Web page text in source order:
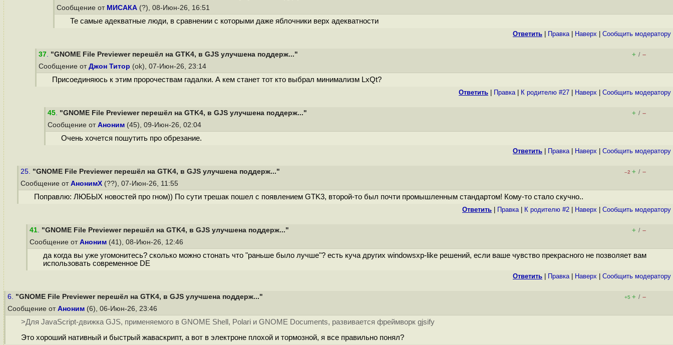
Сообщение от МИСАКА (?), 08-Июн-26, 16:51
Те самые адекватные люди, в сравнении с которыми даже яблочники верх адекватности
Ответить Правка| Наверх Cообщить модератору
37. "GNOME File Previewer перешёл на GTK4, в GJS улучшена поддерж..." + / –
Сообщение от Джон Титор (ok), 07-Июн-26, 23:14
Присоединяюсь к этим пророчествам гадалки. А кем станет тот кто выбрал минимализм LxQt?
Ответить Правка| К родителю #27 Наверх Cообщить модератору
45. "GNOME File Previewer перешёл на GTK4, в GJS улучшена поддерж..." + / –
Сообщение от Аноним (45), 09-Июн-26, 02:04
Очень хочется пошутить про обрезание.
Ответить Правка| Наверх Cообщить модератору
25. "GNOME File Previewer перешёл на GTK4, в GJS улучшена поддерж..." –2 + / –
Сообщение от АнонимХ (??), 07-Июн-26, 11:55
Поправлю: ЛЮБЫХ новостей про гном)) По сути трешак пошел с появлением GTK3, второй-то был почти промышленным стандартом! Кому-то стало скучно..
Ответить Правка| К родителю #2 Наверх Cообщить модератору
41. "GNOME File Previewer перешёл на GTK4, в GJS улучшена поддерж..." + / –
Сообщение от Аноним (41), 08-Июн-26, 12:46
да когда вы уже угомонитесь? сколько можно стонать что "раньше было лучше"? есть куча других windowsxp-like решений, если ваше чувство прекрасного не позволяет вам
использовать современное DE
Ответить Правка| Наверх Cообщить модератору
6. "GNOME File Previewer перешёл на GTK4, в GJS улучшена поддерж..." +5 + / –
Сообщение от Аноним (6), 06-Июн-26, 23:46
>Для JavaScript-движка GJS, применяемого в GNOME Shell, Polari и GNOME Documents, развивается фреймворк gjsify
Это хороший нативный и быстрый жаваскрипт, а вот в электроне плохой и тормозной, я все правильно понял?